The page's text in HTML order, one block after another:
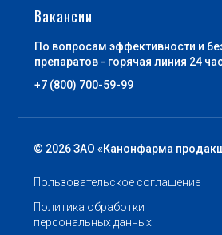
Вакансии
По вопросам эффективности и
препаратов - горячая линия 24
+7 (800) 700-59-99
© 2026 ЗАО «Канонфарма
Пользовательское соглашение
Политика обработки
персональных данных